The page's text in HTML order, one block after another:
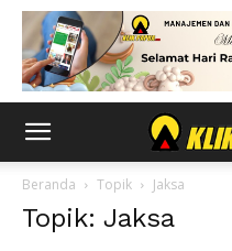
Beranda Topik Jaksa
Topik: Jaksa